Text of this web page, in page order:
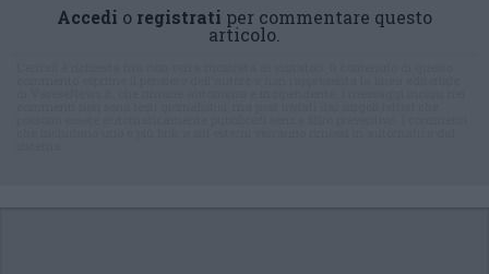
Accedi o registrati per commentare questo
articolo.